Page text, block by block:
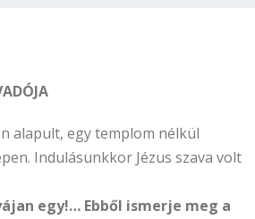
alapult, egy templom nélkül
Indulásunkkor Jézus szava volt
egy!… Ebből ismerje meg a